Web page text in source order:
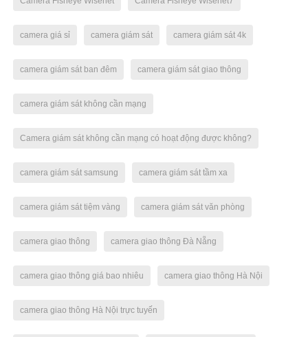
camera giá sỉ camera giám sát camera giám sát 4k
camera giám sát ban đêm camera giám sát giao thông
camera giám sát không cần mạng
Camera giám sát không cần mạng có hoạt động được không?
camera giám sát samsung camera giám sát tầm xa
camera giám sát tiệm vàng camera giám sát văn phòng
camera giao thông camera giao thông Đà Nẵng
camera giao thông giá bao nhiêu camera giao thông Hà Nội
camera giao thông Hà Nội trực tuyến